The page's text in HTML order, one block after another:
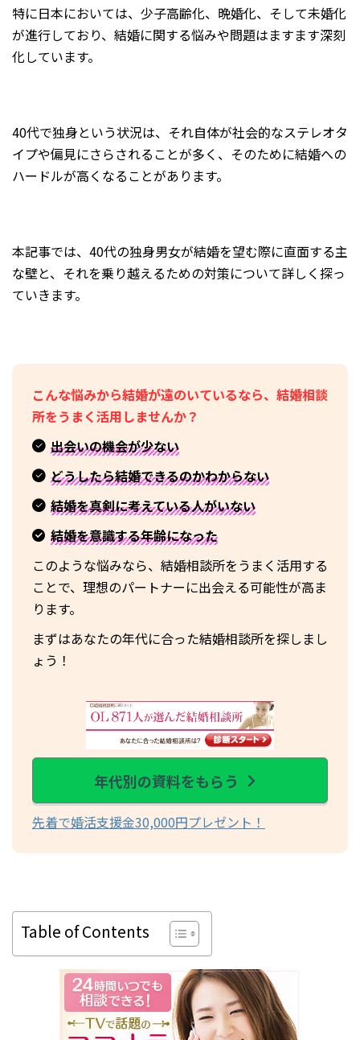
特に日本においては、少子高齢化、晩婚化、そして未婚化
が進行しており、結婚に関する悩みや問題はますます深刻
化しています。
40代で独身という状況は、それ自体が社会的なステレオタ
イプや偏見にさらされることが多く、そのために結婚への
ハードルが高くなることがあります。
本記事では、40代の独身男女が結婚を望む際に直面する主
な壁と、それを乗り越えるための対策について詳しく探っ
ていきます。
こんな悩みから結婚が遠のいているなら、結婚相談
所をうまく活用しませんか？
出会いの機会が少ない
どうしたら結婚できるのかわからない
結婚を真剣に考えている人がいない
結婚を意識する年齢になった
このような悩みなら、結婚相談所をうまく活用する
ことで、理想のパートナーに出会える可能性が高ま
ります。
まずはあなたの年代に合った結婚相談所を探しまし
ょう！
年代別の資料をもらう
先着で婚活支援金30,000円プレゼント！
Table of Contents